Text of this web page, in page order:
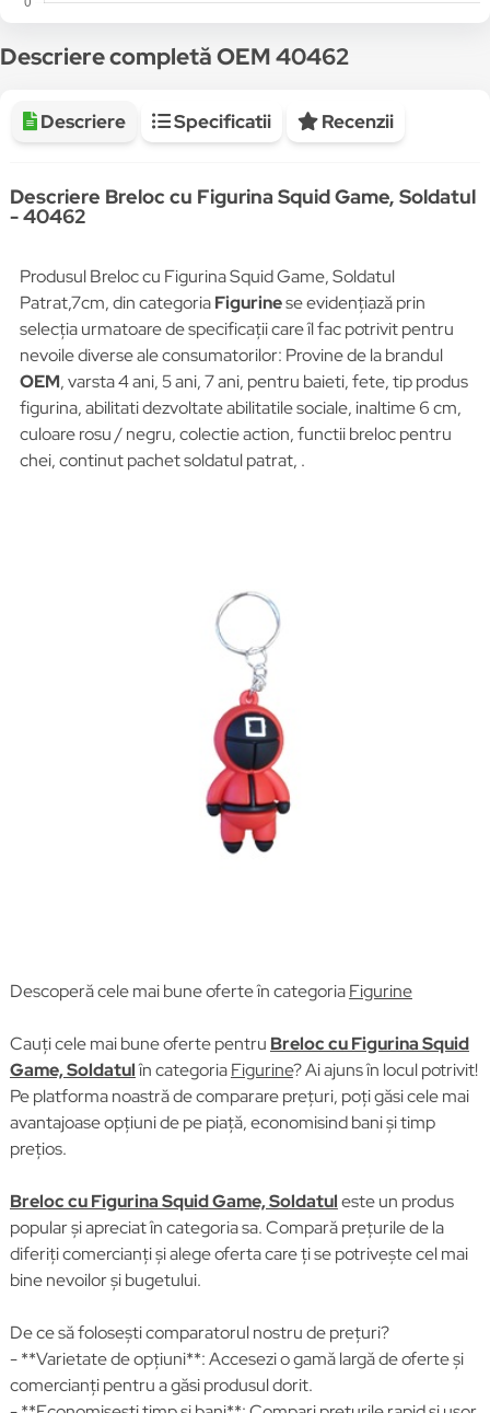
Descriere completă OEM 40462
Descriere Specificatii Recenzii
Descriere Breloc cu Figurina Squid Game, Soldatul
- 40462
Produsul Breloc cu Figurina Squid Game, Soldatul
Patrat,7cm, din categoriaFigurinese evidențiază prin
selecția urmatoare de specificații care îl fac potrivit pentru
nevoile diverse ale consumatorilor: Provine de la brandul
OEM, varsta 4 ani, 5 ani, 7 ani, pentru baieti, fete, tip produs
figurina, abilitati dezvoltate abilitatile sociale, inaltime 6 cm,
culoare rosu / negru, colectie action, functii breloc pentru
chei, continut pachet soldatul patrat, .
Descoperă cele mai bune oferte în categoriaFigurine
Cauți cele mai bune oferte pentru Breloc cu Figurina Squid
Game, Soldatulîn categoriaFigurine? Ai ajuns în locul potrivit!
Pe platforma noastră de comparare prețuri, poți găsi cele mai
avantajoase opțiuni de pe piață, economisind bani și timp
prețios.
Breloc cu Figurina Squid Game, Soldatuleste un produs
popular și apreciat în categoria sa. Compară prețurile de la
diferiți comercianți și alege oferta care ți se potrivește cel mai
bine nevoilor și bugetului.
De ce să folosești comparatorul nostru de prețuri?
- **Varietate de opțiuni**: Accesezi o gamă largă de oferte și
comercianți pentru a găsi produsul dorit.